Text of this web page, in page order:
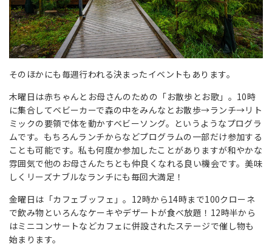
そのほかにも毎週行われる決まったイベントもあります。
木曜日は赤ちゃんとお母さんのための「お散歩とお歌」。10時
に集合してベビーカーで森の中をみんなとお散歩→ランチ→リト
ミックの要領で体を動かすベビーソング。というようなプログラ
ムです。もちろんランチからなどプログラムの一部だけ参加する
ことも可能です。私も何度か参加したことがありますが和やかな
雰囲気で他のお母さんたちとも仲良くなれる良い機会です。美味
しくリーズナブルなランチにも毎回大満足！
金曜日は「カフェブッフェ」。12時から14時まで100クローネ
で飲み物といろんなケーキやデザートが食べ放題！12時半から
はミニコンサートなどカフェに併設されたステージで催し物も
始まります。